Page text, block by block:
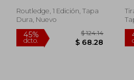
Routledge, 1 Edición, Tapa
Dura, Nuevo